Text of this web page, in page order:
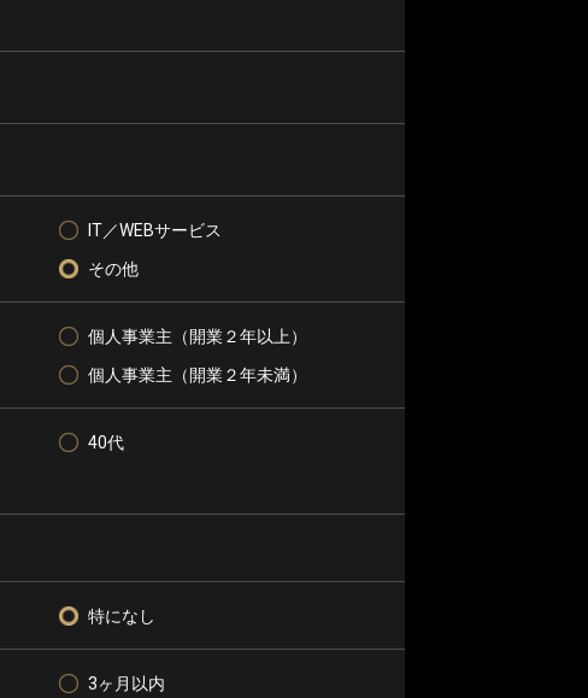
IT／WEBサービス
その他
個人事業主（開業２年以上）
個人事業主（開業２年未満）
40代
特になし
3ヶ月以内